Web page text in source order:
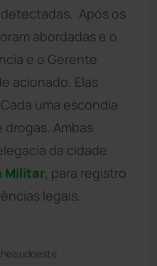
Após os
abordadas e o
e o Gerente
acionado. Elas
uma escondia
drogas. Ambas
da cidade
Militar, para registro
legais.